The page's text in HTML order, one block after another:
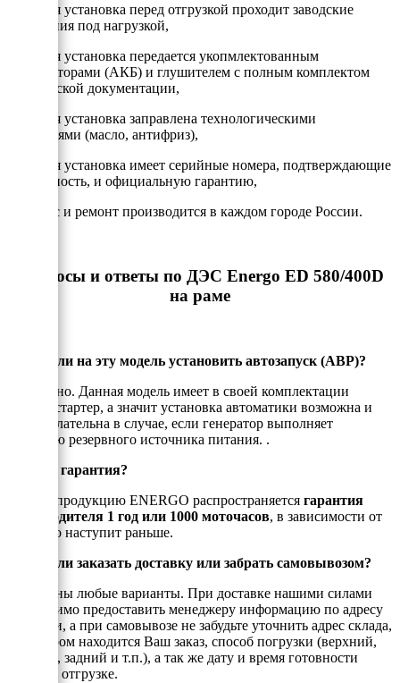
- Каждая установка перед отгрузкой проходит заводские
испытания под нагрузкой,
- Каждая установка передается укопмлектованным
аккумулторами (АКБ) и глушителем с полным комплектом
технической документации,
- Каждая установка заправлена технологическими
жидкостями (масло, антифриз),
- Каждая установка имеет серийные номера, подтверждающие
подлинность, и официальную гарантию,
- Сервис и ремонт производится в каждом городе России.
Вопросы и ответы по ДЭС Energo ED 580/400D
на раме
Можно ли на эту модель установить автозапуск (АВР)?
Да, можно. Данная модель имеет в своей комплектации
электростартер, а значит установка автоматики возможна и
даже желательна в случае, если генератор выполняет
функцию резервного источника питания. .
Есть ли гарантия?
На всю продукцию ENERGO распространяется гарантия
производителя 1 год или 1000 моточасов, в зависимости от
того, что наступит раньше.
Можно ли заказать доставку или забрать самовывозом?
Возможны любые варианты. При доставке нашими силами
необходимо предоставить менеджеру информацию по адресу
доставки, а при самовывозе не забудьте уточнить адрес склада,
на котором находится Ваш заказ, способ погрузки (верхний,
боковой, задний и т.п.), а так же дату и время готовности
товара к отгрузке.